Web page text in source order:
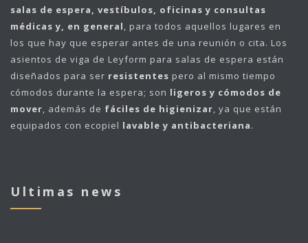
salas de espera, vestíbulos, oficinas y consultas
médicas y, en general
, para todos aquellos lugares en
los que hay que esperar antes de una reunión o cita. Los
asientos de viga de Leyform para salas de espera están
diseñados para ser resistentes pero al mismo tiempo
cómodos durante la espera; son ligeros y cómodos de
mover , además de fáciles de higienizar , ya que están
equipados con ecopiel lavable y antibacteriana.
Ultimas news